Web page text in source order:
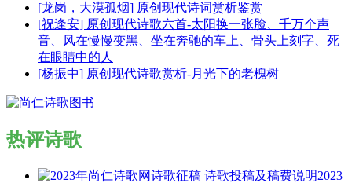
[龙岗，大漠孤烟] 原创现代诗词赏析鉴赏
[祝逢安] 原创现代诗歌六首-太阳换一张脸、千万个声
音、风在慢慢变黑、坐在奔驰的车上、骨头上刻字、死
在眼睛中的人
[杨振中] 原创现代诗歌赏析-月光下的老槐树
热评诗歌
2023